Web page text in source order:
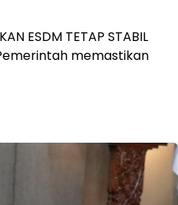
ESDM TETAP STABIL
Pemerintah memastikan